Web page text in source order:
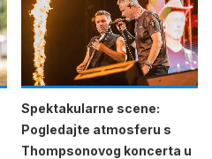
Spektakularne scene:
Pogledajte atmosferu s
Thompsonovog koncerta u